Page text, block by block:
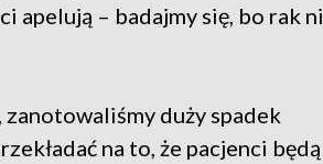
apelują – badajmy się, bo rak
duży spadek
na to, że pacjenci będą